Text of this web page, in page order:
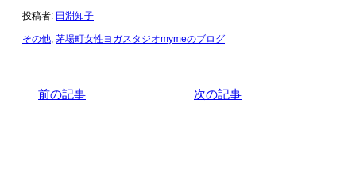
投稿者: 田淵知子
その他, 茅場町女性ヨガスタジオmymeのブログ
前の記事 次の記事